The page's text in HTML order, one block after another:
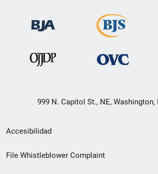
999 N. Capitol St., NE, Washington,
Menú
de
Accesibilidad
File Whistleblower Complaint